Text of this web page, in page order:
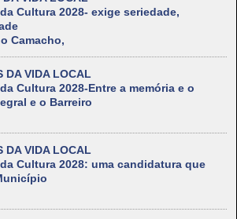
Cultura 2028- exige seriedade,
Camacho,
DA VIDA LOCAL
Cultura 2028-Entre a memória e o
e o Barreiro
DA VIDA LOCAL
Cultura 2028: uma candidatura que